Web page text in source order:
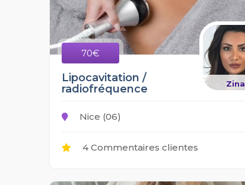
70€
Zina
Lipocavitation /
radiofréquence
Nice (06)
4 Commentaires clientes